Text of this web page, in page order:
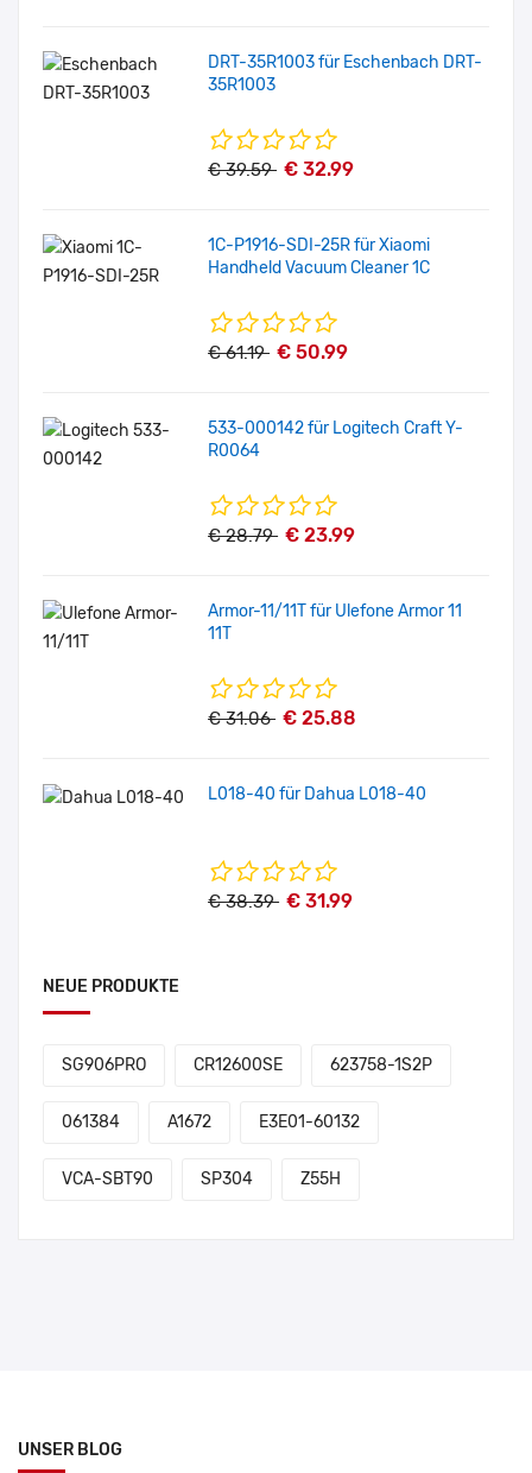
DRT-35R1003 für Eschenbach DRT-
35R1003
€ 39.59 € 32.99
1C-P1916-SDI-25R für Xiaomi
Handheld Vacuum Cleaner 1C
€ 61.19 € 50.99
533-000142 für Logitech Craft Y-
R0064
€ 28.79 € 23.99
Armor-11/11T für Ulefone Armor 11
11T
€ 31.06 € 25.88
L018-40 für Dahua L018-40
€ 38.39 € 31.99
NEUE PRODUKTE
SG906PRO CR12600SE 623758-1S2P
061384 A1672 E3E01-60132
VCA-SBT90 SP304 Z55H
UNSER BLOG